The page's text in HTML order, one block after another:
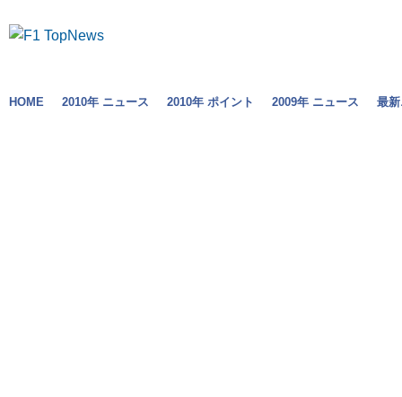
HOME 2010年 ニュース 2010年 ポイント 2009年 ニュース 最